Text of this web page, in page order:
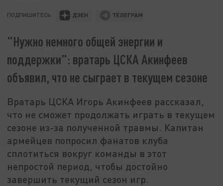
ПОДПИШИТЕСЬ:
"Нужно немного общей энергии и
поддержки": вратарь ЦСКА Акинфеев
объявил, что не сыграет в текущем сезоне
Вратарь ЦСКА Игорь Акинфеев рассказал,
что не сможет продолжать играть в текущем
сезоне из-за полученной травмы. Капитан
армейцев попросил фанатов клуба
сплотиться вокруг команды в этот
непростой период, чтобы достойно
завершить текущий сезон игр.